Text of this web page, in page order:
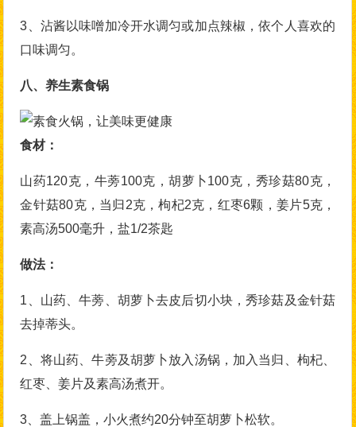
3、沾酱以味噌加冷开水调匀或加点辣椒，依个人喜欢的
口味调匀。
八、养生素食锅
食材：
山药120克，牛蒡100克，胡萝卜100克，秀珍菇80克，
金针菇80克，当归2克，枸杞2克，红枣6颗，姜片5克，
素高汤500毫升，盐1/2茶匙
做法：
1、山药、牛蒡、胡萝卜去皮后切小块，秀珍菇及金针菇
去掉蒂头。
2、将山药、牛蒡及胡萝卜放入汤锅，加入当归、枸杞、
红枣、姜片及素高汤煮开。
3、盖上锅盖，小火煮约20分钟至胡萝卜松软。